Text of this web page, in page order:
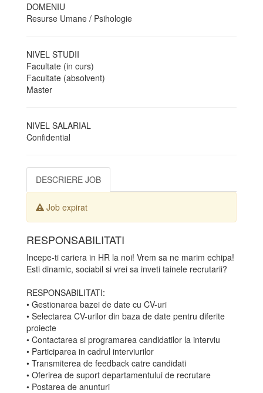
DOMENIU
Resurse Umane / Psihologie
NIVEL STUDII
Facultate (in curs)
Facultate (absolvent)
Master
NIVEL SALARIAL
Confidential
DESCRIERE JOB
Job expirat
RESPONSABILITATI
Incepe-ti cariera in HR la noi! Vrem sa ne marim echipa!
Esti dinamic, sociabil si vrei sa inveti tainele recrutarii?
RESPONSABILITATI:
• Gestionarea bazei de date cu CV-uri
• Selectarea CV-urilor din baza de date pentru diferite
proiecte
• Contactarea si programarea candidatilor la interviu
• Participarea in cadrul interviurilor
• Transmiterea de feedback catre candidati
• Oferirea de suport departamentului de recrutare
• Postarea de anunturi